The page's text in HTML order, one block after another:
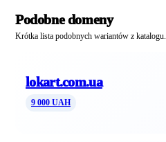
Podobne domeny
Krótka lista podobnych wariantów z katalogu.
lokart.com.ua
9 000 UAH